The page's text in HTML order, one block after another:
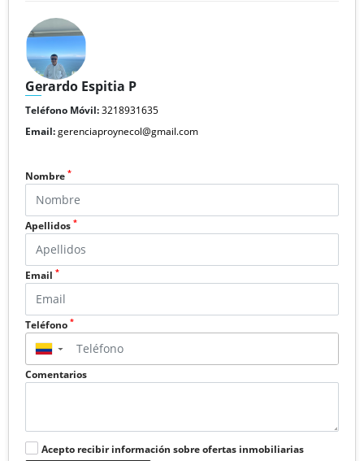
Gerardo Espitia P
Teléfono Móvil:3218931635
Email:gerenciaproynecol@gmail.com
Nombre *
Apellidos *
Email *
Teléfono *
▼
Comentarios
Acepto recibir información sobre ofertas inmobiliarias